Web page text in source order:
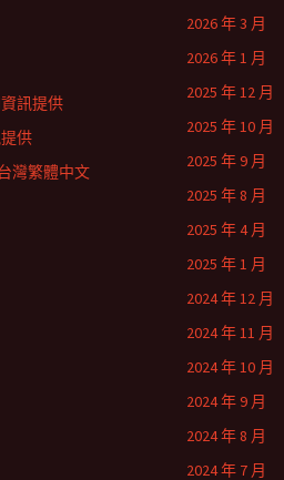
2026 年 3 月
2026 年 1 月
2025 年 12 月
2025 年 10 月
2025 年 9 月
2025 年 8 月
2025 年 4 月
2025 年 1 月
2024 年 12 月
2024 年 11 月
2024 年 10 月
2024 年 9 月
2024 年 8 月
2024 年 7 月
訊提供
供
灣繁體中文